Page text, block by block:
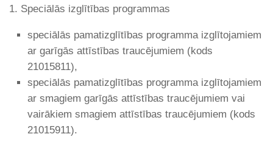
1. Speciālās izglītības programmas
speciālās pamatizglītības programma izglītojamiem
ar garīgās attīstības traucējumiem (kods
21015811),
speciālās pamatizglītības programma izglītojamiem
ar smagiem garīgās attīstības traucējumiem vai
vairākiem smagiem attīstības traucējumiem (kods
21015911).